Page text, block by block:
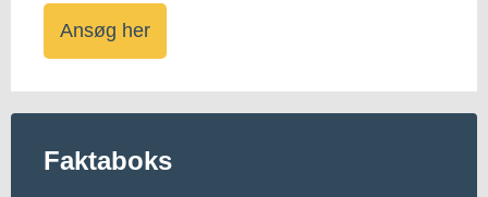
Ansøg her
Faktaboks